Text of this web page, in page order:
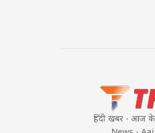
हिंदी खबर - आज